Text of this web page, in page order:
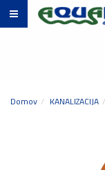
Domov KANALIZACIJA